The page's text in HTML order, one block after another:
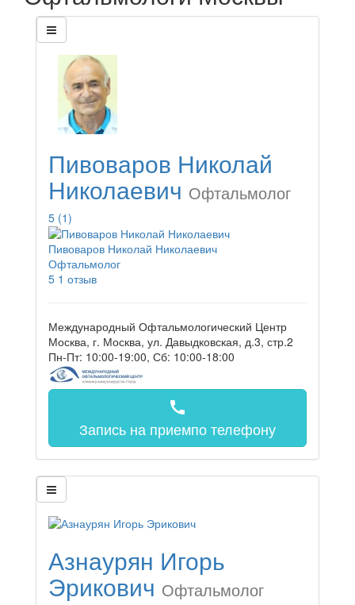
Пивоваров Николай
Николаевич Офтальмолог
5 (1)
Пивоваров Николай Николаевич
Офтальмолог
5 1 отзыв
Международный Офтальмологический Центр
Москва, г. Москва, ул. Давыдковская, д.3, стр.2
Пн-Пт: 10:00-19:00, Сб: 10:00-18:00
call
Запись на приемпо телефону
Азнаурян Игорь
Эрикович Офтальмолог